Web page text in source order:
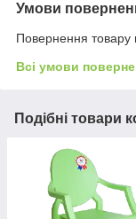
Умови
Повернення товару
Всі умови
Подібні товари